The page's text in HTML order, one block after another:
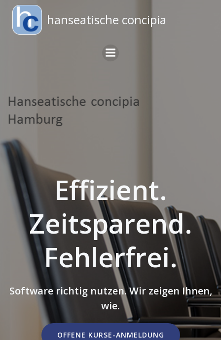
Inhalt
hanseatische concipia
Effizient.
Zeitsparend.
Fehlerfrei.
Software richtig nutzen. Wir zeigen Ihnen,
wie.
OFFENE KURSE-ANMELDUNG